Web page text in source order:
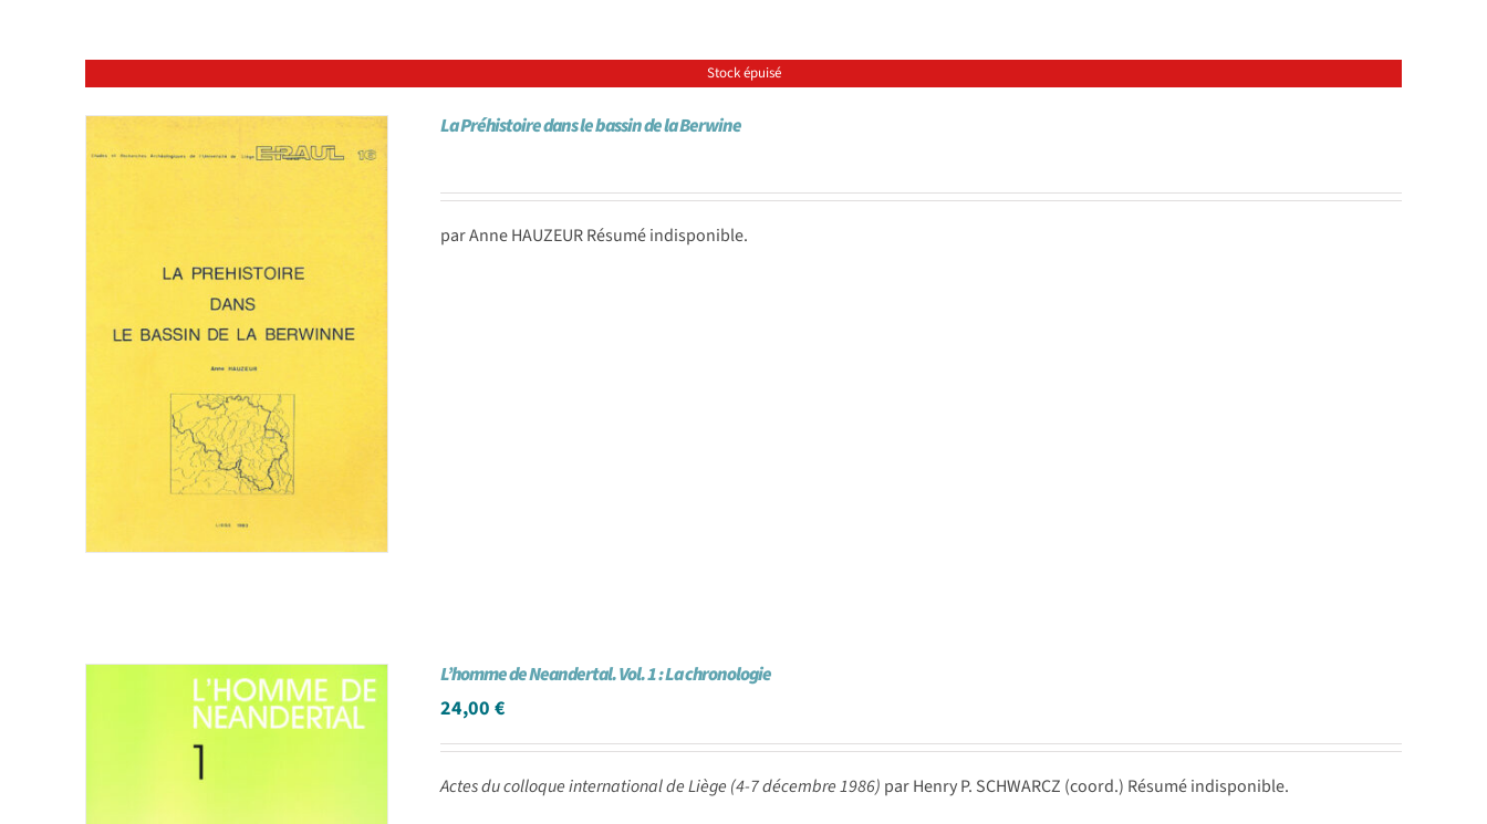
Stock épuisé
La Préhistoire dans le bassin de la Berwine
par Anne HAUZEUR Résumé indisponible.
L’homme de Neandertal. Vol. 1 : La chronologie
24,00€
Actes du colloque international de Liège (4-7 décembre 1986) par Henry P. SCHWARCZ (coord.) Résumé indisponible.